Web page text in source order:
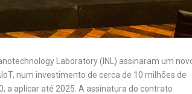
Laboratory (INL) assinaram um
num investimento de cerca de 10 milhões de
a aplicar até 2025. A assinatura do contrato